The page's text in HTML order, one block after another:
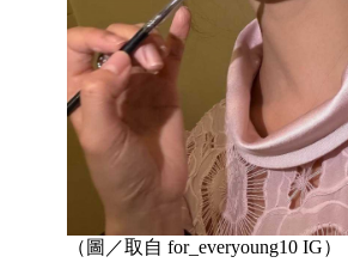
（圖／取自 for_everyoung10 IG）